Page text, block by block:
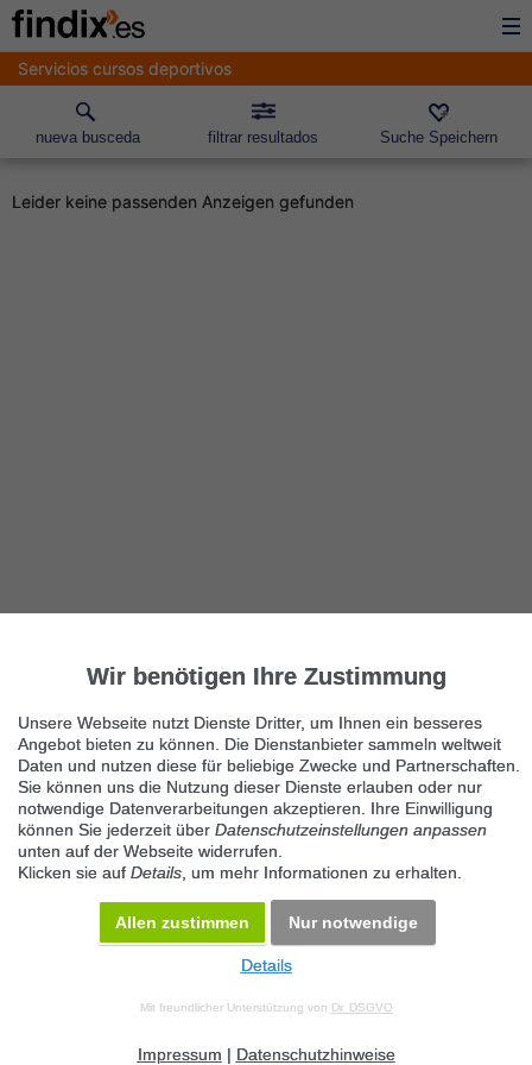
Servicios cursos deportivos
nueva busceda filtrar resultados Suche Speichern
Leider keine passenden Anzeigen gefunden
Datenschutz Impressum Kontakt Datenschutz anpassen Desktop Version
Wir benötigen Ihre Zustimmung
Unsere Webseite nutzt Dienste Dritter, um Ihnen ein besseres
Angebot bieten zu können. Die Dienstanbieter sammeln weltweit
Daten und nutzen diese für beliebige Zwecke und Partnerschaften.
Sie können uns die Nutzung dieser Dienste erlauben oder nur
notwendige Datenverarbeitungen akzeptieren. Ihre Einwilligung
können Sie jederzeit über Datenschutzeinstellungen anpassen
unten auf der Webseite widerrufen.
Klicken sie auf Details , um mehr Informationen zu erhalten.
Allen zustimmen Nur notwendige
Details
Mit freundlicher Unterstützung von Dr. DSGVO
Impressum | Datenschutzhinweise